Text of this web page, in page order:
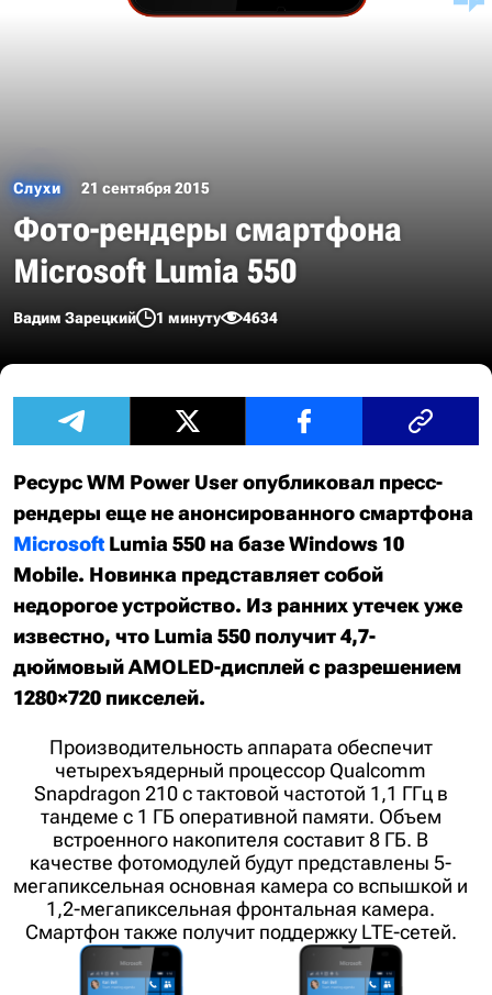
Слухи 21 сентября 2015
Фото-рендеры смартфона
Microsoft Lumia 550
Вадим Зарецкий 1 минуту 4634
Ресурс WM Power User опубликовал пресс-
рендеры еще не анонсированного смартфона
Microsoft Lumia 550 на базе Windows 10
Mobile. Новинка представляет собой
недорогое устройство. Из ранних утечек уже
известно, что Lumia 550 получит 4,7-
дюймовый AMOLED-дисплей с разрешением
1280×720 пикселей.
Производительность аппарата обеспечит
четырехъядерный процессор Qualcomm
Snapdragon 210 с тактовой частотой 1,1 ГГц в
тандеме с 1 ГБ оперативной памяти. Объем
встроенного накопителя составит 8 ГБ. В
качестве фотомодулей будут представлены 5-
мегапиксельная основная камера со вспышкой и
1,2-мегапиксельная фронтальная камера.
Смартфон также получит поддержку LTE-сетей.